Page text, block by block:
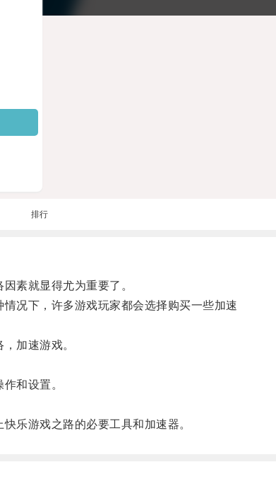
排行
素就显得尤为重要了。
况下，许多游戏玩家都会选择购买一些加速
加速游戏。
和设置。
乐游戏之路的必要工具和加速器。